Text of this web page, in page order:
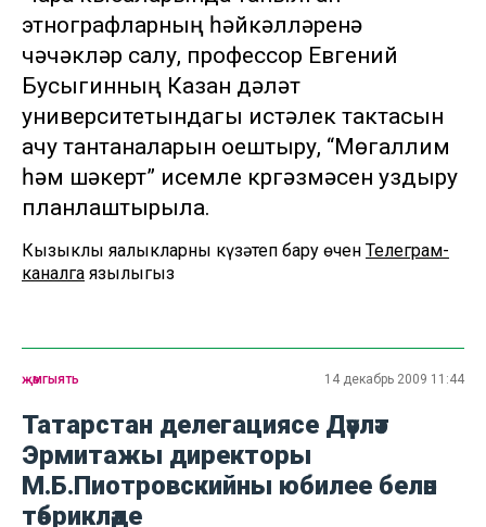
этнографларның һәйкәлләренә
чәчәкләр салу, профессор Евгений
Бусыгинның Казан дәүләт
университетындагы истәлек тактасын
ачу тантаналарын оештыру, “Мөгаллим
һәм шәкерт” исемле күргәзмәсен уздыру
планлаштырыла.
Кызыклы яңалыкларны күзәтеп бару өчен Телеграм-
каналга язылыгыз
җәмгыять 14 декабрь 2009 11:44
Татарстан делегациясе Дәүләт
Эрмитажы директоры
М.Б.Пиотровскийны юбилее белән
тәбрикләде